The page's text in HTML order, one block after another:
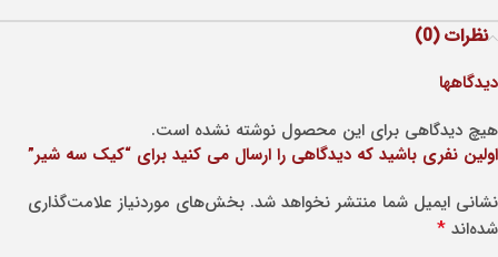
نظرات (0)
دیدگاهها
هیچ دیدگاهی برای این محصول نوشته نشده است.
اولین نفری باشید که دیدگاهی را ارسال می کنید برای “کیک سه شیر”
نشانی ایمیل شما منتشر نخواهد شد. بخش‌های موردنیاز علامت‌گذاری
شده‌اند *